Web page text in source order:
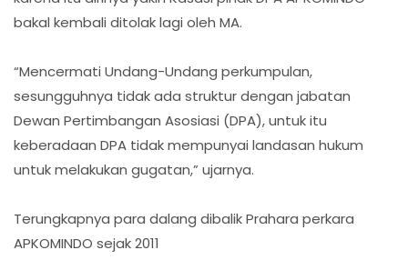
bakal kembali ditolak lagi oleh MA.
“Mencermati Undang-Undang perkumpulan,
sesungguhnya tidak ada struktur dengan jabatan
Dewan Pertimbangan Asosiasi (DPA), untuk itu
keberadaan DPA tidak mempunyai landasan hukum
untuk melakukan gugatan,” ujarnya.
Terungkapnya para dalang dibalik Prahara perkara
APKOMINDO sejak 2011